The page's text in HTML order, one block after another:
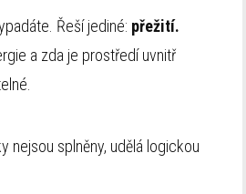
Řeší jediné: přežití.
a zda je prostředí uvnitř
nejsou splněny, udělá logickou